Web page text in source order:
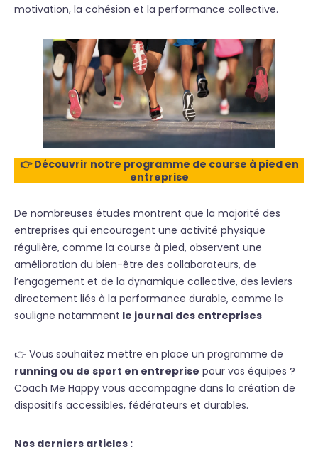
motivation, la cohésion et la performance collective.
👉 Découvrir notre programme de course à pied en
entreprise
De nombreuses études montrent que la majorité des
entreprises qui encouragent une activité physique
régulière, comme la course à pied, observent une
amélioration du bien-être des collaborateurs, de
l’engagement et de la dynamique collective, des leviers
directement liés à la performance durable, comme le
souligne notamment le journal des entreprises
👉 Vous souhaitez mettre en place un programme de
running ou de sport en entreprise pour vos équipes ?
Coach Me Happy vous accompagne dans la création de
dispositifs accessibles, fédérateurs et durables.
Nos derniers articles :